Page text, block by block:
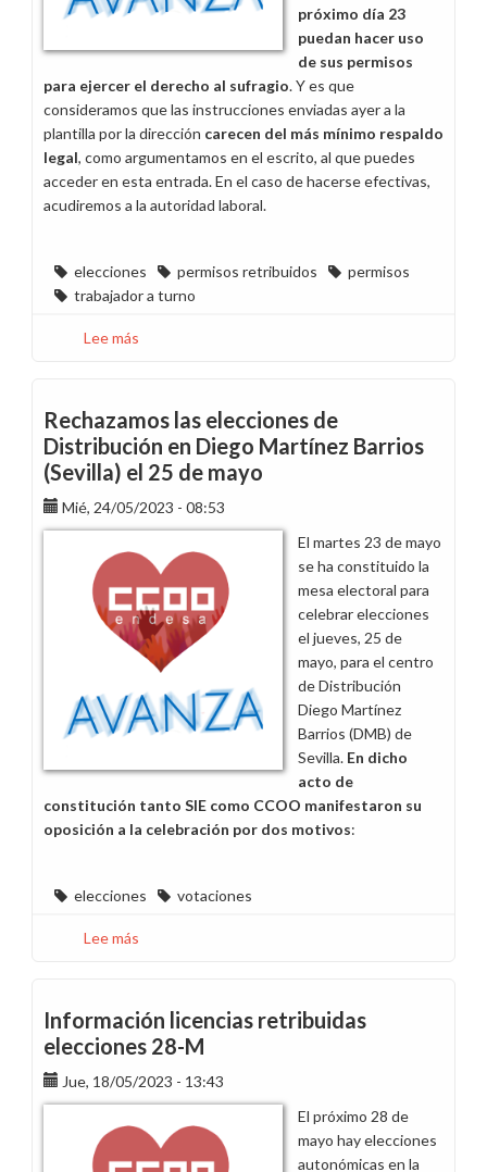
próximo día 23
puedan hacer uso
de sus permisos
para ejercer el derecho al sufragio. Y es que
consideramos que las instrucciones enviadas ayer a la
plantilla por la dirección carecen del más mínimo respaldo
legal, como argumentamos en el escrito, al que puedes
acceder en esta entrada. En el caso de hacerse efectivas,
acudiremos a la autoridad laboral.
elecciones permisos retribuidos
permisos
trabajador a turno
Lee más
comunicación
de
la
dirección
respecto
a
los
permisos
electorales
del
personal
turno
Rechazamos las elecciones de
Distribución en Diego Martínez Barrios
(Sevilla) el 25 de mayo
Mié, 24/05/2023 - 08:53
El martes 23 de mayo
se ha constituido la
mesa electoral para
celebrar elecciones
el jueves, 25 de
mayo, para el centro
de Distribución
Diego Martínez
Barrios (DMB) de
Sevilla. En dicho
acto de
constitución tanto SIE como CCOO manifestaron su
oposición a la celebración por dos motivos:
elecciones votaciones
Lee más
elecciones
de
Distribución
en
Diego
Martínez
Barrios
Información licencias retribuidas
elecciones 28-M
Jue, 18/05/2023 - 13:43
El próximo 28 de
mayo hay elecciones
autonómicas en la